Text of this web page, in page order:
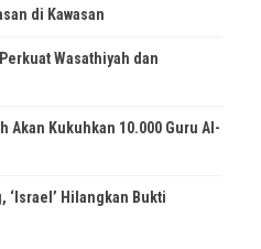
di Kawasan
Wasathiyah dan
Akan Kukuhkan 10.000 Guru Al-
‘Israel’ Hilangkan Bukti